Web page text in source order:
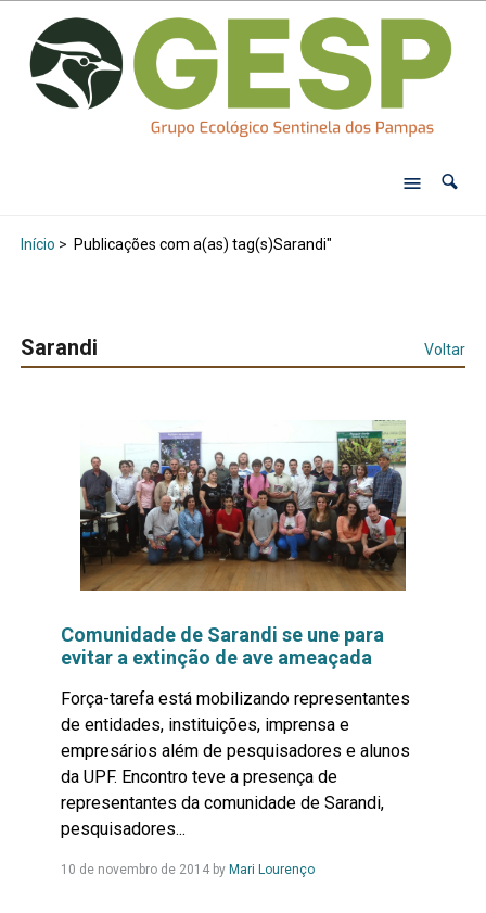
Início > Publicações com a(as) tag(s)Sarandi"
Sarandi Voltar
Comunidade de Sarandi se une para
evitar a extinção de ave ameaçada
Força-tarefa está mobilizando representantes
de entidades, instituições, imprensa e
empresários além de pesquisadores e alunos
da UPF. Encontro teve a presença de
representantes da comunidade de Sarandi,
pesquisadores...
10 de novembro de 2014by Mari LourençoLeia